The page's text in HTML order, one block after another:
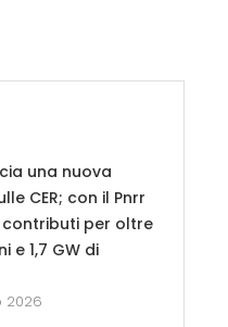
una nuova
CER; con il Pnrr
contributi per oltre
e 1,7 GW di
2026